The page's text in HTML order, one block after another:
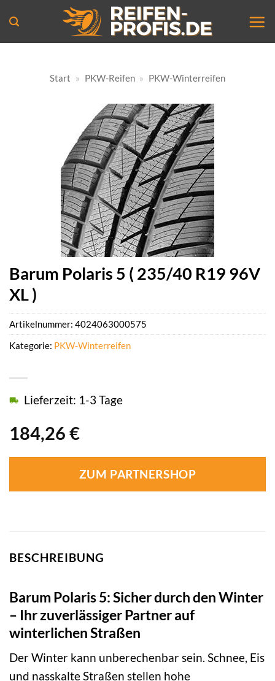
Inhalt
springen
Start » PKW-Reifen » PKW-Winterreifen
Barum Polaris 5 ( 235/40 R19 96V
XL )
184,26 €
Lieferzeit: 1-3 Tage
ZUM PARTNERSHOP
Artikelnummer: 4024063000575
Kategorie: PKW-Winterreifen
BESCHREIBUNG
Barum Polaris 5: Sicher durch den Winter
– Ihr zuverlässiger Partner auf
winterlichen Straßen
Der Winter kann unberechenbar sein. Schnee, Eis
und nasskalte Straßen stellen hohe